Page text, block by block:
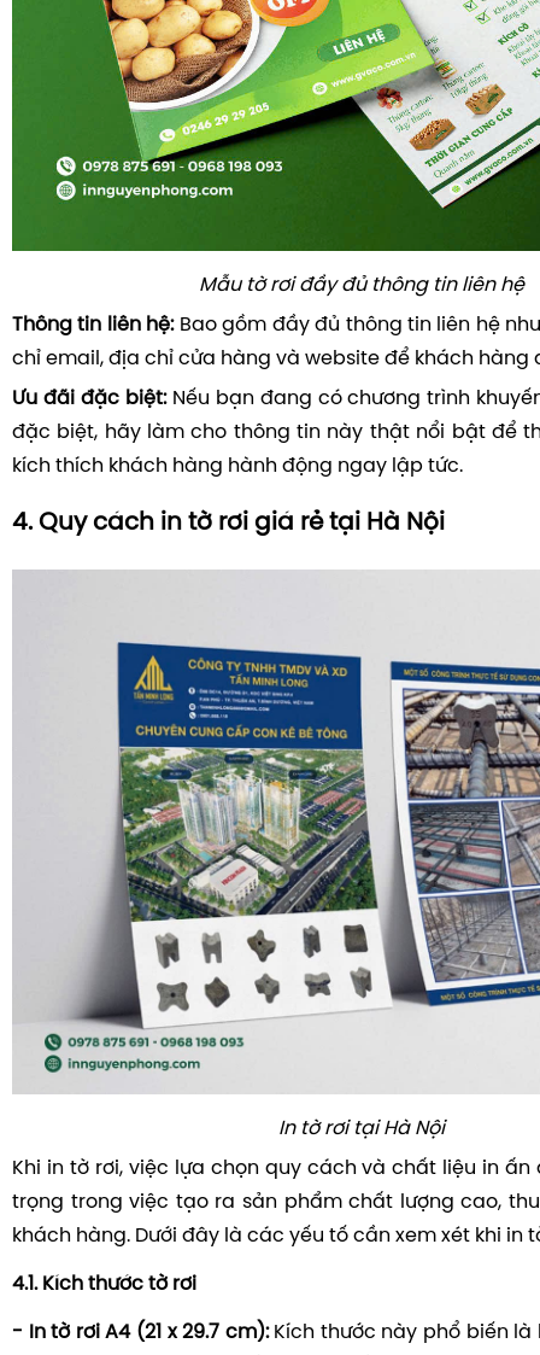
Mẫu tờ rơi đầy đủ thông tin liên hệ
Thông tin liên hệ:Bao gồm đầy đủ thông tin liên hệ
chỉ email, địa chỉ cửa hàng và website để khách hàng
Ưu đãi đặc biệt:Nếu bạn đang có chương trình
đặc biệt, hãy làm cho thông tin này thật nổi bật để
kích thích khách hàng hành động ngay lập tức.
4. Quy cách in tờ rơi giá rẻ tại Hà Nội
In tờ rơi tại Hà Nội
Khi in tờ rơi, việc lựa chọn quy cách và chất liệu in
trọng trong việc tạo ra sản phẩm chất lượng cao,
khách hàng. Dưới đây là các yếu tố cần xem xét khi in
4.1. Kích thước tờ rơi
- In tờ rơi A4 (21 x 29.7 cm):Kích thước này phổ biến là